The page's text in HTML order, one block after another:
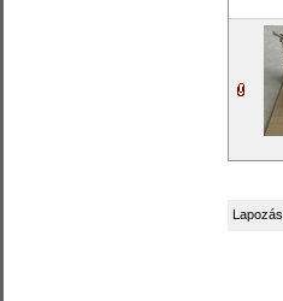
Lapozás